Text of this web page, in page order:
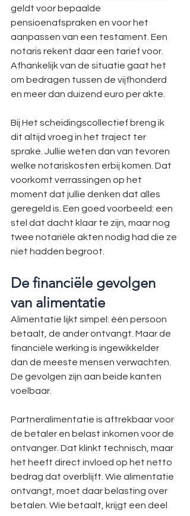
geldt voor bepaalde
pensioenafspraken en voor het
aanpassen van een testament. Een
notaris rekent daar een tarief voor.
Afhankelijk van de situatie gaat het
om bedragen tussen de vijfhonderd
en meer dan duizend euro per akte.
Bij Het scheidingscollectief breng ik
dit altijd vroeg in het traject ter
sprake. Jullie weten dan van tevoren
welke notariskosten erbij komen. Dat
voorkomt verrassingen op het
moment dat jullie denken dat alles
geregeld is. Een goed voorbeeld: een
stel dat dacht klaar te zijn, maar nog
twee notariële akten nodig had die ze
niet hadden begroot.
De financiële gevolgen
van alimentatie
Alimentatie lijkt simpel: één persoon
betaalt, de ander ontvangt. Maar de
financiële werking is ingewikkelder
dan de meeste mensen verwachten.
De gevolgen zijn aan beide kanten
voelbaar.
Partneralimentatie is aftrekbaar voor
de betaler en belast inkomen voor de
ontvanger. Dat klinkt technisch, maar
het heeft direct invloed op het netto
bedrag dat overblijft. Wie alimentatie
ontvangt, moet daar belasting over
betalen. Wie betaalt, krijgt een deel